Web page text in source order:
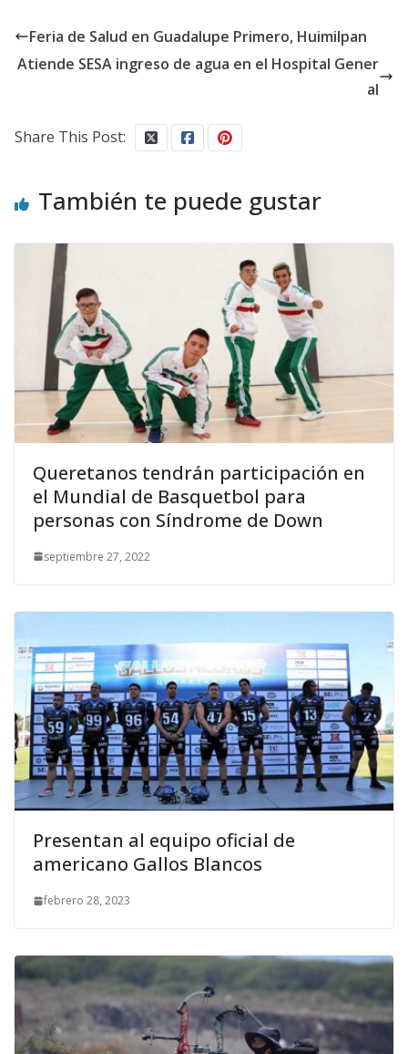
Feria de Salud en Guadalupe Primero, Huimilpan
Atiende SESA ingreso de agua en el Hospital Gener
al
Share This Post:
También te puede gustar
Queretanos tendrán participación en
el Mundial de Basquetbol para
personas con Síndrome de Down
septiembre 27, 2022
Presentan al equipo oficial de
americano Gallos Blancos
febrero 28, 2023